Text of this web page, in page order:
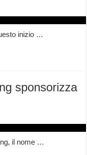
inizio …
sponsorizza
il nome …